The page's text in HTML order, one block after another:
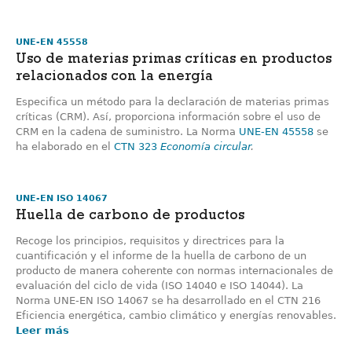
UNE-EN 45558
Uso de materias primas críticas en productos
relacionados con la energía
Especifica un método para la declaración de materias primas
críticas (CRM). Así, proporciona información sobre el uso de
CRM en la cadena de suministro. La Norma UNE-EN 45558 se
ha elaborado en el CTN 323 Economía circular.
UNE-EN ISO 14067
Huella de carbono de productos
Recoge los principios, requisitos y directrices para la
cuantificación y el informe de la huella de carbono de un
producto de manera coherente con normas internacionales de
evaluación del ciclo de vida (ISO 14040 e ISO 14044). La
Norma UNE-EN ISO 14067 se ha desarrollado en el CTN 216
Eficiencia energética, cambio climático y energías renovables.
Leer más